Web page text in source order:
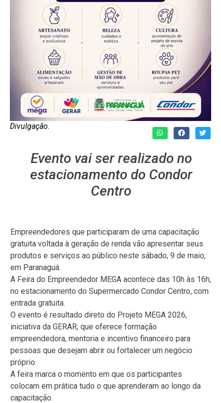
Divulgação.
Evento vai ser realizado no
estacionamento do Condor
Centro
Empreendedores que participaram de uma capacitação
gratuita voltada à geração de renda vão apresentar seus
produtos e serviços ao público neste sábado, 9 de maio,
em Paranaguá.
A Feira do Empreendedor MEGA acontece das 10h às 16h,
no estacionamento do Supermercado Condor Centro, com
entrada gratuita.
O evento é resultado direto do Projeto MEGA 2026,
iniciativa da GERAR, que oferece formação
empreendedora, mentoria e incentivo financeiro para
pessoas que desejam abrir ou fortalecer um negócio
próprio.
A feira marca o momento em que os participantes
colocam em prática tudo o que aprenderam ao longo da
capacitação.